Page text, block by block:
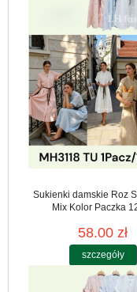
Sukienki damskie Roz
Mix Kolor Paczka
58.00 zł
szczegóły